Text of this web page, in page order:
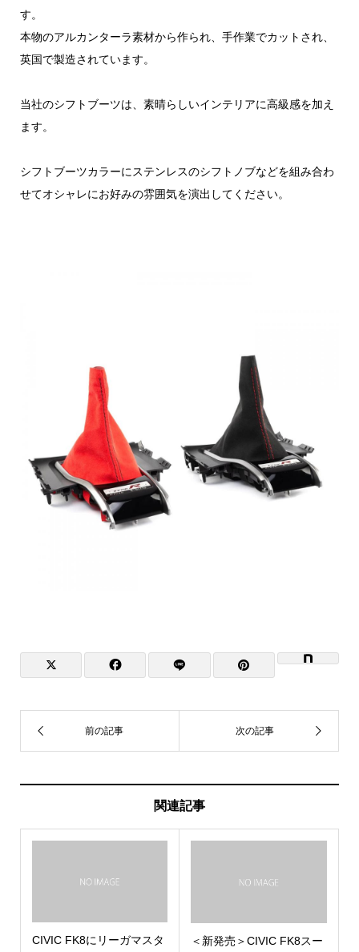
す。
本物のアルカンターラ素材から作られ、手作業でカットされ、
英国で製造されています。
当社のシフトブーツは、素晴らしいインテリアに高級感を加え
ます。
シフトブーツカラーにステンレスのシフトノブなどを組み合わ
せてオシャレにお好みの雰囲気を演出してください。
関連記事
CIVIC FK8にリーガマスタ
＜新発売＞CIVIC FK8スー